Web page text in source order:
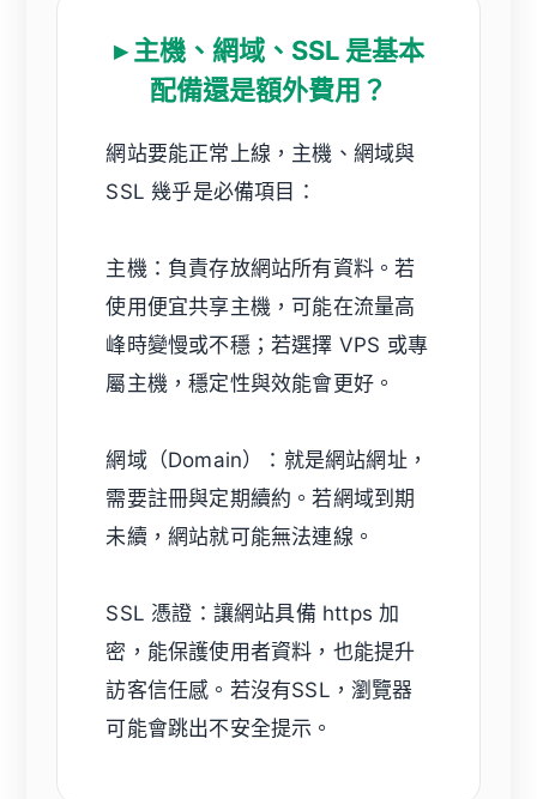
▸ 主機、網域、SSL 是基本
配備還是額外費用？
網站要能正常上線，主機、網域與
SSL 幾乎是必備項目：
主機：負責存放網站所有資料。若
使用便宜共享主機，可能在流量高
峰時變慢或不穩；若選擇 VPS 或專
屬主機，穩定性與效能會更好。
網域（Domain）：就是網站網址，
需要註冊與定期續約。若網域到期
未續，網站就可能無法連線。
SSL 憑證：讓網站具備 https 加
密，能保護使用者資料，也能提升
訪客信任感。若沒有SSL，瀏覽器
可能會跳出不安全提示。